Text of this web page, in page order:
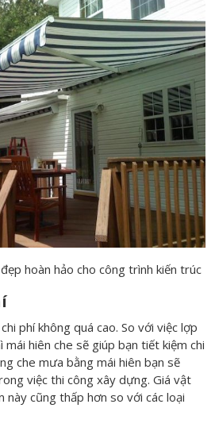
hoàn hảo cho công trình kiến trúc
phí không quá cao. So với việc lợp
hiên che sẽ giúp bạn tiết kiệm chi
che mưa bằng mái hiên bạn sẽ
việc thi công xây dựng. Giá vật
này cũng thấp hơn so với các loại